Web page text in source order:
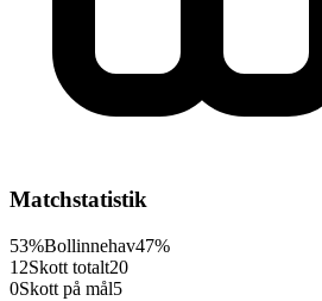
Matchstatistik
53%Bollinnehav47%
12Skott totalt20
0Skott på mål5